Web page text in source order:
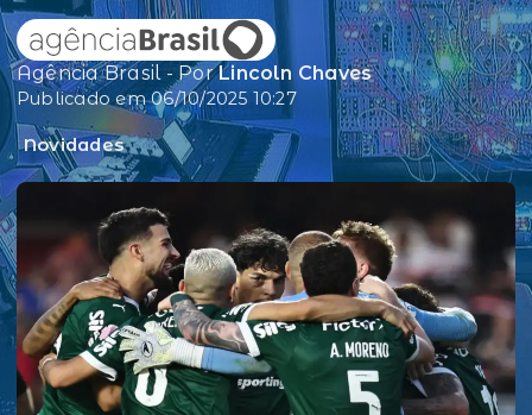
Agência Brasil - PorLincoln Chaves
Publicado em 06/10/2025 10:27
Novidades